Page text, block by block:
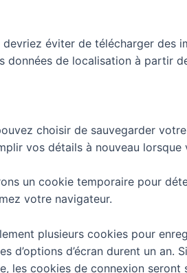
éviter de télécharger des
de localisation à partir
choisir de sauvegarder
vos détails à nouveau
un cookie temporaire pour
votre navigateur.
plusieurs cookies pour
d’écran durent un
les cookies de connexion seront